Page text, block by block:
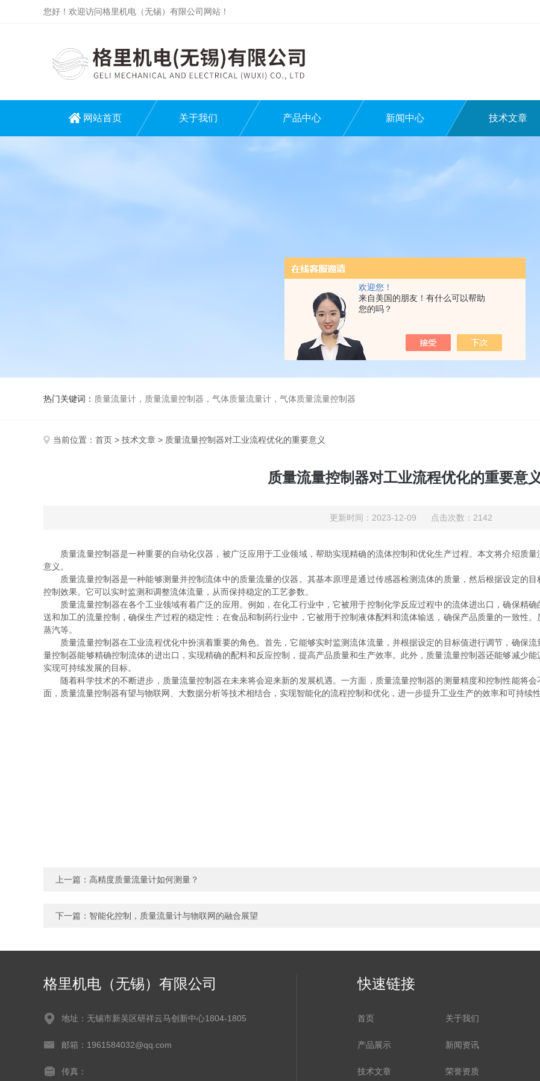
欢迎您！
来自美国的朋友！有什么可以帮助
您的吗？
您好！欢迎访问格里机电（无锡）有限公司网站！
网站首页 关于我们 产品中心 新闻中心 技术文章
热门关键词： 质量流量计，质量流量控制器，气体质量流量计，气体质量流量控制器
当前位置： 首页 > 技术文章 > 质量流量控制器对工业流程优化的重要意义
质量流量控制器对工业流程优化的重要意
更新时间：2023-12-09 点击次数：2142
质量流量控制器是一种重要的自动化仪器，被广泛应用于工业领域，帮助实现精确的流体控制和优化生产过程。本文将介绍质
意义。
质量流量控制器是一种能够测量并控制流体中的质量流量的仪器。其基本原理是通过传感器检测流体的质量，然后根据设定的
控制效果。它可以实时监测和调整流体流量，从而保持稳定的工艺参数。
质量流量控制器在各个工业领域有着广泛的应用。例如，在化工行业中，它被用于控制化学反应过程中的流体进出口，确保精
送和加工的流量控制，确保生产过程的稳定性；在食品和制药行业中，它被用于控制液体配料和流体输送，确保产品质量的一致性
蒸汽等。
质量流量控制器在工业流程优化中扮演着重要的角色。首先，它能够实时监测流体流量，并根据设定的目标值进行调节，确保
量控制器能够精确控制流体的进出口，实现精确的配料和反应控制，提高产品质量和生产效率。此外，质量流量控制器还能够减少
实现可持续发展的目标。
随着科学技术的不断进步，质量流量控制器在未来将会迎来新的发展机遇。一方面，质量流量控制器的测量精度和控制性能将
面，质量流量控制器有望与物联网、大数据分析等技术相结合，实现智能化的流程控制和优化，进一步提升工业生产的效率和可持续
上一篇： 高精度质量流量计如何测量？
下一篇： 智能化控制，质量流量计与物联网的融合展望
格里机电（无锡）有限公司
地址：无锡市新吴区研祥云马创新中心1804-1805
邮箱：1961584032@qq.com
传真：
快速链接
首页 关于我们
产品展示 新闻资讯
技术文章 荣誉资质